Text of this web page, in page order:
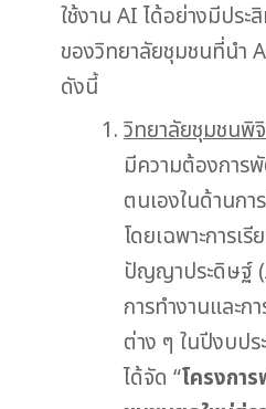
ใช้งาน AI ได้อย่างมีประ
ของวิทยาลัยชุมชนที่นำ
ดังนี้
วิทยาลัยชุมชนพิ
มีความต้องการ
ตนเองในด้านกา
โดยเฉพาะการเ
ปัญญาประดิษฐ์
การทำงานและ
ต่าง ๆ ในปีงบป
ได้จัด “โครงกา